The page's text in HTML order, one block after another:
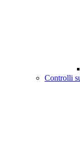
Controlli